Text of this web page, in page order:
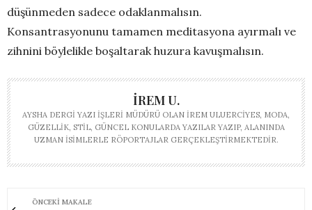
düşünmeden sadece odaklanmalısın.
Konsantrasyonunu tamamen meditasyona ayırmalı ve
zihnini böylelikle boşaltarak huzura kavuşmalısın.
İREM U.
AYSHA DERGI YAZI İŞLERI MÜDÜRÜ OLAN İREM ULUERCIYES, MODA,
GÜZELLIK, STIL, GÜNCEL KONULARDA YAZILAR YAZIP, ALANINDA
UZMAN ISIMLERLE RÖPORTAJLAR GERÇEKLEŞTIRMEKTEDIR.
ÖNCEKI MAKALE